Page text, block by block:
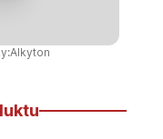
Alkyton